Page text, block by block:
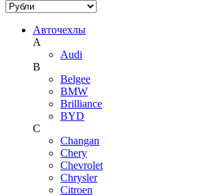
Авточехлы
A
Audi
B
Belgee
BMW
Brilliance
BYD
C
Changan
Chery
Chevrolet
Chrysler
Citroen